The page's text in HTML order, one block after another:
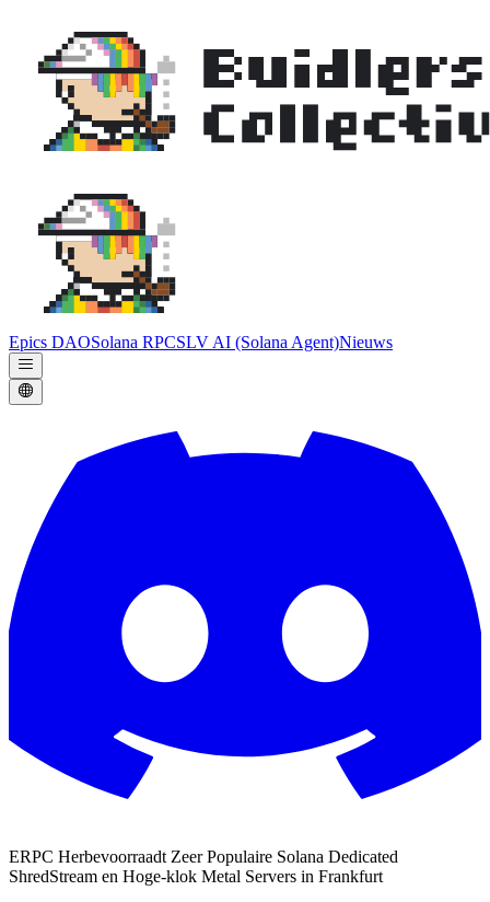
Epics DAOSolana RPCSLV AI (Solana Agent)Nieuws
ERPC Herbevoorraadt Zeer Populaire Solana Dedicated
ShredStream en Hoge-klok Metal Servers in Frankfurt